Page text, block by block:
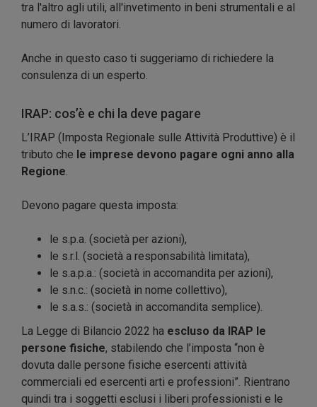
tra l'altro agli utili, all'invetimento in beni strumentali e al
numero di lavoratori.
Anche in questo caso ti suggeriamo di richiedere la
consulenza di un esperto.
IRAP: cos’è e chi la deve pagare
L’IRAP (Imposta Regionale sulle Attività Produttive) è il
tributo che le imprese devono pagare ogni anno alla
Regione.
Devono pagare questa imposta:
le s.p.a. (società per azioni),
le s.r.l. (società a responsabilità limitata),
le s.a.p.a.: (società in accomandita per azioni),
le s.n.c.: (società in nome collettivo),
le s.a.s.: (società in accomandita semplice).
La Legge di Bilancio 2022 ha escluso da IRAP le
persone fisiche, stabilendo che l’imposta “non è
dovuta dalle persone fisiche esercenti attività
commerciali ed esercenti arti e professioni”. Rientrano
quindi tra i soggetti esclusi i liberi professionisti e le